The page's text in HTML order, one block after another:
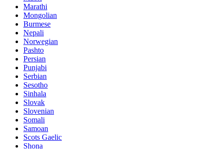
Marathi
Mongolian
Burmese
Nepali
Norwegian
Pashto
Persian
Punjabi
Serbian
Sesotho
Sinhala
Slovak
Slovenian
Somali
Samoan
Scots Gaelic
Shona